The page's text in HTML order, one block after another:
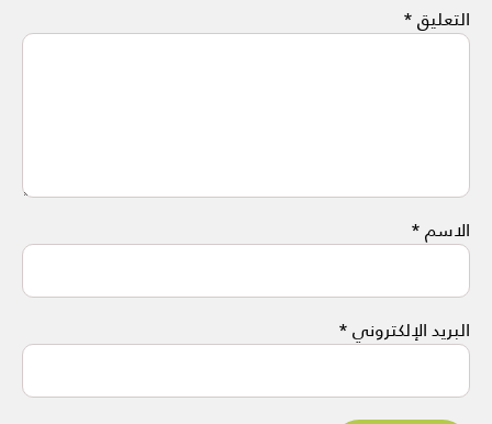
التعليق*
الاسم*
البريد الإلكتروني*